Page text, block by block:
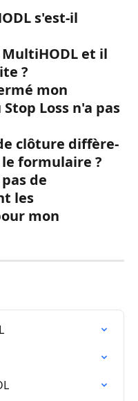
s'est-il
et il
?
mon
Loss n'a pas
clôture diffère-
formulaire ?
de
les
mon